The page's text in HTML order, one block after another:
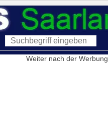
Weiter nach der Werbung